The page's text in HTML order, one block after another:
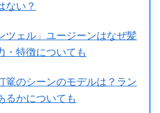
ない？
ツェル」ユージーンはなぜ髪
・特徴についても
篭のシーンのモデルは？ラン
るかについても